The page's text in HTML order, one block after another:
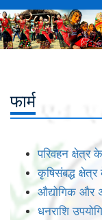
फार्म
परिवहन क्षेत्र
कृषिसंबद्ध क्षेत्र
औद्योगिक और
धनराशि